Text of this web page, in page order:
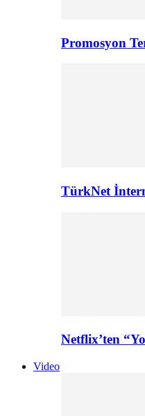
Promosyon
TürkNet
Netflix’ten
Video